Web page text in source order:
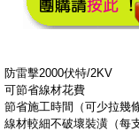
防雷擊2000伏特/2KV
可節省線材花費
節省施工時間（可少拉幾
線材較細不破壞裝潢（每